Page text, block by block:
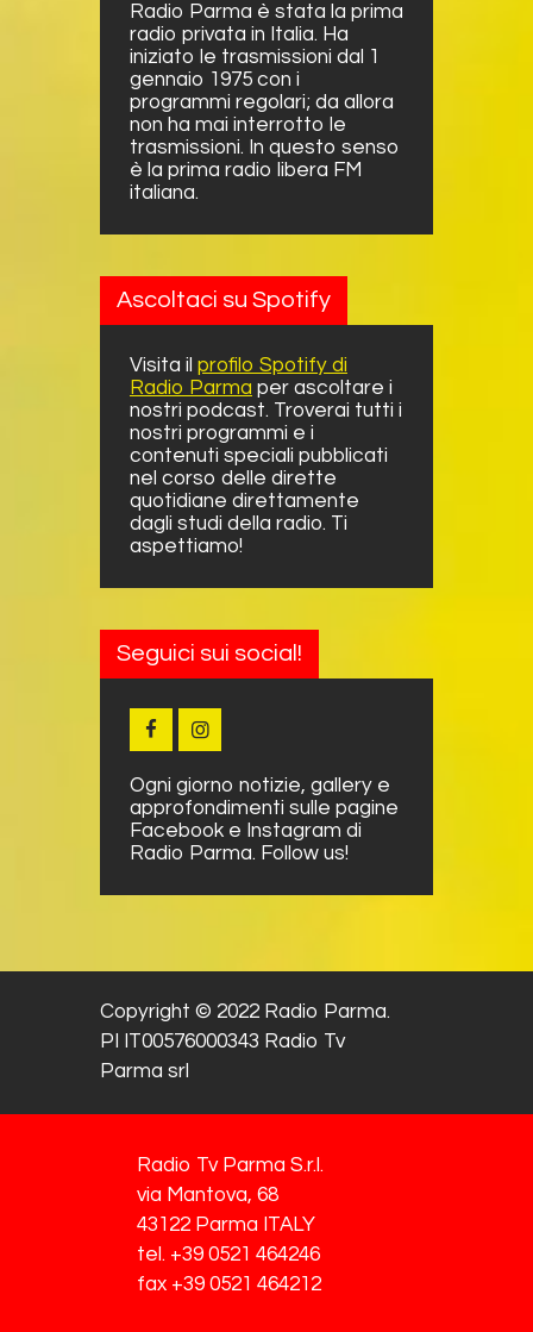
Radio Parma è stata la prima
radio privata in Italia. Ha
iniziato le trasmissioni dal 1
gennaio 1975 con i
programmi regolari; da allora
non ha mai interrotto le
trasmissioni. In questo senso
è la prima radio libera FM
italiana.
Ascoltaci su Spotify
Visita il profilo Spotify di
Radio Parma per ascoltare i
nostri podcast. Troverai tutti i
nostri programmi e i
contenuti speciali pubblicati
nel corso delle dirette
quotidiane direttamente
dagli studi della radio. Ti
aspettiamo!
Seguici sui social!
Ogni giorno notizie, gallery e
approfondimenti sulle pagine
Facebook e Instagram di
Radio Parma. Follow us!
Copyright © 2022 Radio Parma.
PI IT00576000343 Radio Tv
Parma srl
Radio Tv Parma S.r.l.
via Mantova, 68
43122 Parma ITALY
tel. +39 0521 464246
fax +39 0521 464212